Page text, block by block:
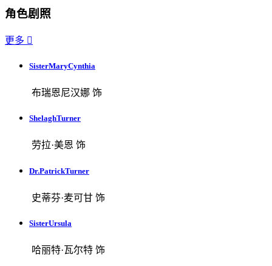
角色剧照
更多 
SisterMaryCynthia
布瑞恩尼汉娜 饰
ShelaghTurner
劳拉·美恩 饰
Dr.PatrickTurner
史蒂芬·麦可甘 饰
SisterUrsula
哈丽特·瓦尔特 饰